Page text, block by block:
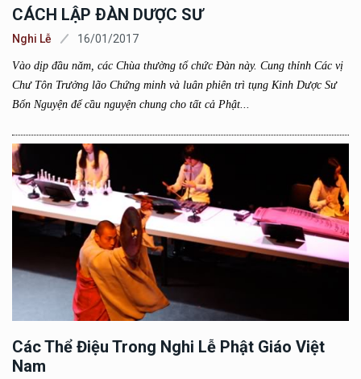
CÁCH LẬP ÐÀN DƯỢC SƯ
Nghi Lễ 16/01/2017
Vào dịp đầu năm, các Chùa thường tổ chức Đàn này. Cung thỉnh Các vị
Chư Tôn Trưởng lão Chứng minh và luân phiên trì tụng Kinh Dược Sư
Bổn Nguyện để cầu nguyện chung cho tất cả Phật...
Các Thể Điệu Trong Nghi Lễ Phật Giáo Việt
Nam